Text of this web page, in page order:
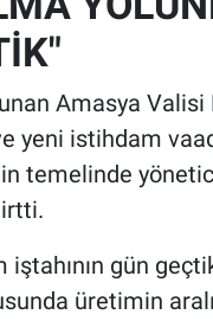
Amasya Valisi
yeni istihdam
temelinde
gün
üretimin